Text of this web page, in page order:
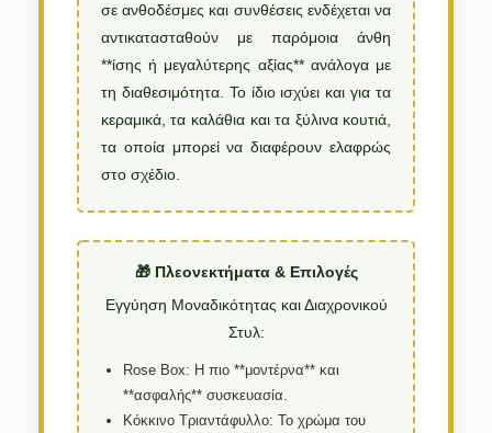
σε ανθοδέσμες και συνθέσεις ενδέχεται να
αντικατασταθούν με παρόμοια άνθη
**ίσης ή μεγαλύτερης αξίας** ανάλογα με
τη διαθεσιμότητα. Το ίδιο ισχύει και για τα
κεραμικά, τα καλάθια και τα ξύλινα κουτιά,
τα οποία μπορεί να διαφέρουν ελαφρώς
στο σχέδιο.
🎁 Πλεονεκτήματα & Επιλογές
Εγγύηση Μοναδικότητας και Διαχρονικού
Στυλ:
Rose Box: Η πιο **μοντέρνα** και
**ασφαλής** συσκευασία.
Κόκκινο Τριαντάφυλλο: Το χρώμα του